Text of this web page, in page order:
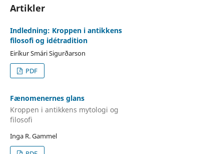
Artikler
Indledning: Kroppen i antikkens
filosofi og idétradition
Eiríkur Smári Sigurðarson
PDF
Fænomenernes glans
Kroppen i antikkens mytologi og
filosofi
Inga R. Gammel